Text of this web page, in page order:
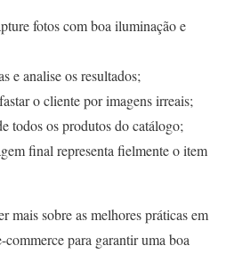
fotos com boa iluminação e
e analise os resultados;
o cliente por imagens irreais;
todos os produtos do catálogo;
final representa fielmente o item
mais sobre as melhores práticas em
para garantir uma boa